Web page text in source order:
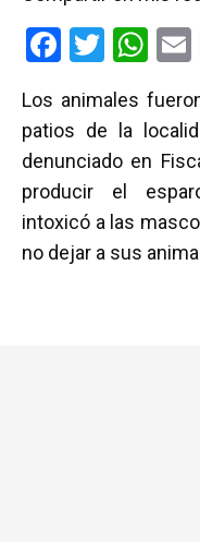
F
ce
b
o
o
k
T
tt
er
W
at
s
A
p
p
Los animales
patios de la
denunciado en
producir el
intoxicó a las
no dejar a sus